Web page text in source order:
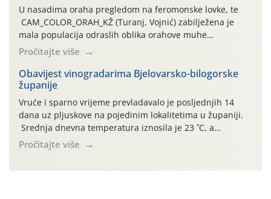
U nasadima oraha pregledom na feromonske lovke, te
CAM_COLOR_ORAH_KŽ (Turanj, Vojnić) zabilježena je
mala populacija odraslih oblika orahove muhe
(Rhagoletis completa). Niska brojnost može se objasniti
činjenicom da je riječ o mladim nasadima s vrlo malim
urodom, što je povezano i s manjim brojem prezimjelih
jedinki. U starijim nasadima, na žutim ljepljivim Rebell
pločama s […]
Pročitajte više
Obavijest vinogradarima Bjelovarsko-bilogorske
županije
Vruće i sparno vrijeme prevladavalo je posljednjih 14
dana uz pljuskove na pojedinim lokalitetima u županiji.
Srednja dnevna temperatura iznosila je 23 ˚C, a
maksimalne su posljednjih dana dosezale do 35 ˚C.
Simptome plamenjače vinove loze (Plasmoparas
Pročitajte više